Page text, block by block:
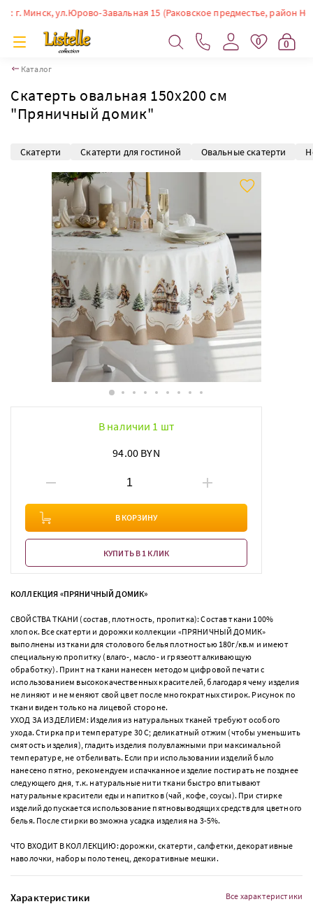
Минск, ул.Юрово-Завальная 15 (Раковское предместье, район
0 0
Каталог
Скатерть овальная 150х200 см
"Пряничный домик"
Скатерти Скатерти для гостиной Овальные скатерти
В наличии 1 шт
94.00 BYN
В КОРЗИНУ
КУПИТЬ В 1 КЛИК
КОЛЛЕКЦИЯ «ПРЯНИЧНЫЙ ДОМИК»
СВОЙСТВА ТКАНИ (состав, плотность, пропитка): Состав ткани 100%
хлопок. Все скатерти и дорожки коллекции «ПРЯНИЧНЫЙ ДОМИК»
выполнены из ткани для столового белья плотностью 180г/кв.м и имеют
специальную пропитку (влаго-, масло- и грязеотталкивающую
обработку). Принт на ткани нанесен методом цифровой печати с
использованием высококачественных красителей, благодаря чему изделия
не линяют и не меняют свой цвет после многократных стирок. Рисунок по
ткани виден только на лицевой стороне.
УХОД ЗА ИЗДЕЛИЕМ: Изделия из натуральных тканей требуют особого
ухода. Стирка при температуре 30 С; деликатный отжим (чтобы уменьшить
смятость изделия), гладить изделия полувлажными при максимальной
температуре, не отбеливать. Если при использовании изделий было
нанесено пятно, рекомендуем испачканное изделие постирать не позднее
следующего дня, т.к. натуральные нити ткани быстро впитывают
натуральные красители еды и напитков (чай, кофе, соусы). При стирке
изделий допускается использование пятновыводящих средств для цветного
белья. После стирки возможна усадка изделия на 3-5%.
ЧТО ВХОДИТ В КОЛЛЕКЦИЮ: дорожки, скатерти, салфетки, декоративные
наволочки, наборы полотенец, декоративные мешки.
Характеристики Все характеристики